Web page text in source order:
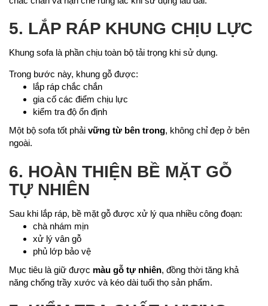
5. LẮP RÁP KHUNG CHỊU LỰC
Khung sofa là phần chịu toàn bộ tải trọng khi sử dụng.
Trong bước này, khung gỗ được:
lắp ráp chắc chắn
gia cố các điểm chịu lực
kiểm tra độ ổn định
Một bộ sofa tốt phải vững từ bên trong, không chỉ đẹp ở bên
ngoài.
6. HOÀN THIỆN BỀ MẶT GỖ
TỰ NHIÊN
Sau khi lắp ráp, bề mặt gỗ được xử lý qua nhiều công đoạn:
chà nhám mịn
xử lý vân gỗ
phủ lớp bảo vệ
Mục tiêu là giữ được màu gỗ tự nhiên, đồng thời tăng khả
năng chống trầy xước và kéo dài tuổi thọ sản phẩm.